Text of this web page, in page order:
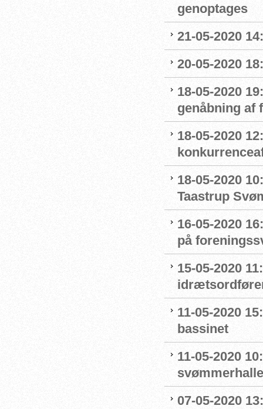
genoptages
21-05-2020
20-05-2020
18-05-2020
genåbning af
18-05-2020
18-05-2020
Taastrup
16-05-2020
på
15-05-2020
11-05-2020
bassinet
11-05-2020
07-05-2020